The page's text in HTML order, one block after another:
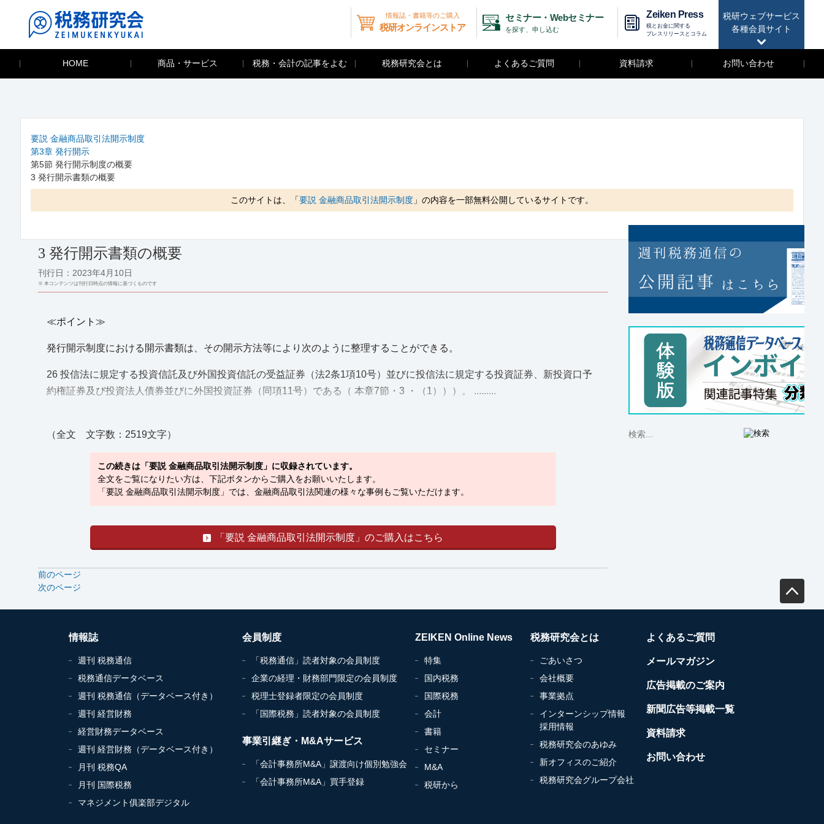
税研ウェブサービス
各種会員サイト
情報誌・書籍等のご購入
税研オンラインストア
セミナー・Webセミナー
を探す、申し込む
Zeiken Press
税とお金に関する
プレスリリースとコラム
HOME 商品・サービス 税務・会計の記事をよむ 税務研究会とは よくあるご質問 資料請求 お問い合わせ
要説 金融商品取引法開示制度
第3章 発行開示
第5節 発行開示制度の概要
3 発行開示書類の概要
このサイトは、「要説 金融商品取引法開示制度 」の内容を一部無料公開しているサイトです。
3 発行開示書類の概要
刊行日：2023年4月10日
※ 本コンテンツは刊行日時点の情報に基づくものです
≪ポイント≫
発行開示制度における開示書類は、その開示方法等により次のように整理することができる。
26 投信法に規定する投資信託及び外国投資信託の受益証券（法2条1項10号）並びに投信法に規定する投資証券、新投資口予
約権証券及び投資法人債券並びに外国投資証券（同項11号）である（ 本章7節・3 ・（1）））。 .........
（全文 文字数：2519文字）
この続きは「要説 金融商品取引法開示制度」に収録されています。
全文をご覧になりたい方は、下記ボタンからご購入をお願いいたします。
「要説 金融商品取引法開示制度」では、金融商品取引法関連の様々な事例もご覧いただけます。
「要説 金融商品取引法開示制度」のご購入はこちら
前のページ
次のページ
情報誌
週刊 税務通信
税務通信データベース
週刊 税務通信（データベース付き）
週刊 経営財務
経営財務データベース
週刊 経営財務（データベース付き）
月刊 税務QA
月刊 国際税務
マネジメント俱楽部デジタル
会員制度
「税務通信」読者対象の会員制度
企業の経理・財務部門限定の会員制度
税理士登録者限定の会員制度
「国際税務」読者対象の会員制度
事業引継ぎ・M&Aサービス
「会計事務所M&A」譲渡向け個別勉強会
「会計事務所M&A」買手登録
ZEIKEN Online News
特集
国内税務
国際税務
会計
書籍
セミナー
M&A
税研から
税務研究会とは
ごあいさつ
会社概要
事業拠点
インターンシップ情報
採用情報
税務研究会のあゆみ
新オフィスのご紹介
税務研究会グループ会社
よくあるご質問
メールマガジン
広告掲載のご案内
新聞広告等掲載一覧
資料請求
お問い合わせ